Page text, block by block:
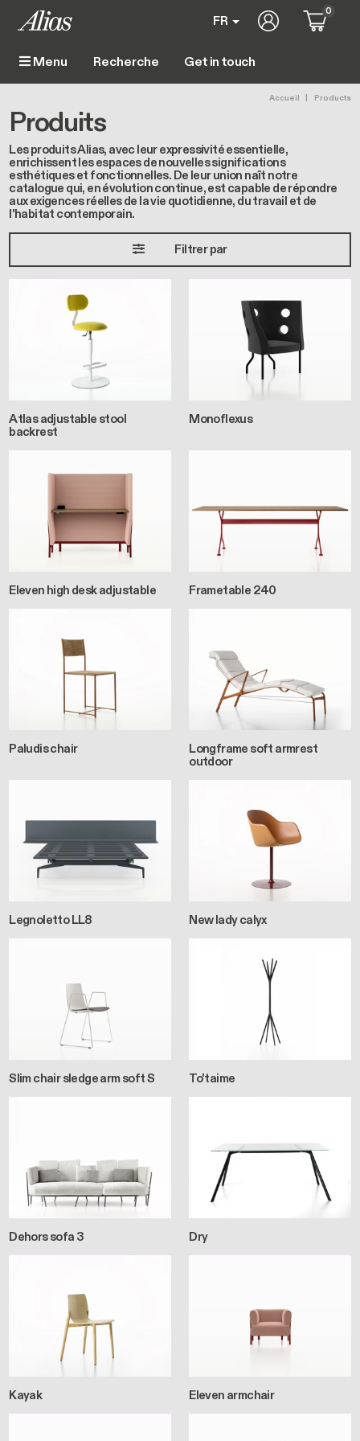
Menu Main navigation
Get in touch
FR User account
0
Fil
Accueil Products
Produits
Les produits Alias, avec leur expressivité essentielle,
enrichissent les espaces de nouvelles significations
esthétiques et fonctionnelles. De leur union naît notre
catalogue qui, en évolution continue, est capable de répondre
aux exigences réelles de la vie quotidienne, du travail et de
l'habitat contemporain.
Filtrer par
Atlas adjustable stool
backrest
Monoflexus
Eleven high desk adjustable Frametable 240
Paludis chair
Longframe soft armrest
outdoor
Legnoletto LL8 New lady calyx
Slim chair sledge arm soft S To'taime
Dehors sofa 3 Dry
Kayak Eleven armchair